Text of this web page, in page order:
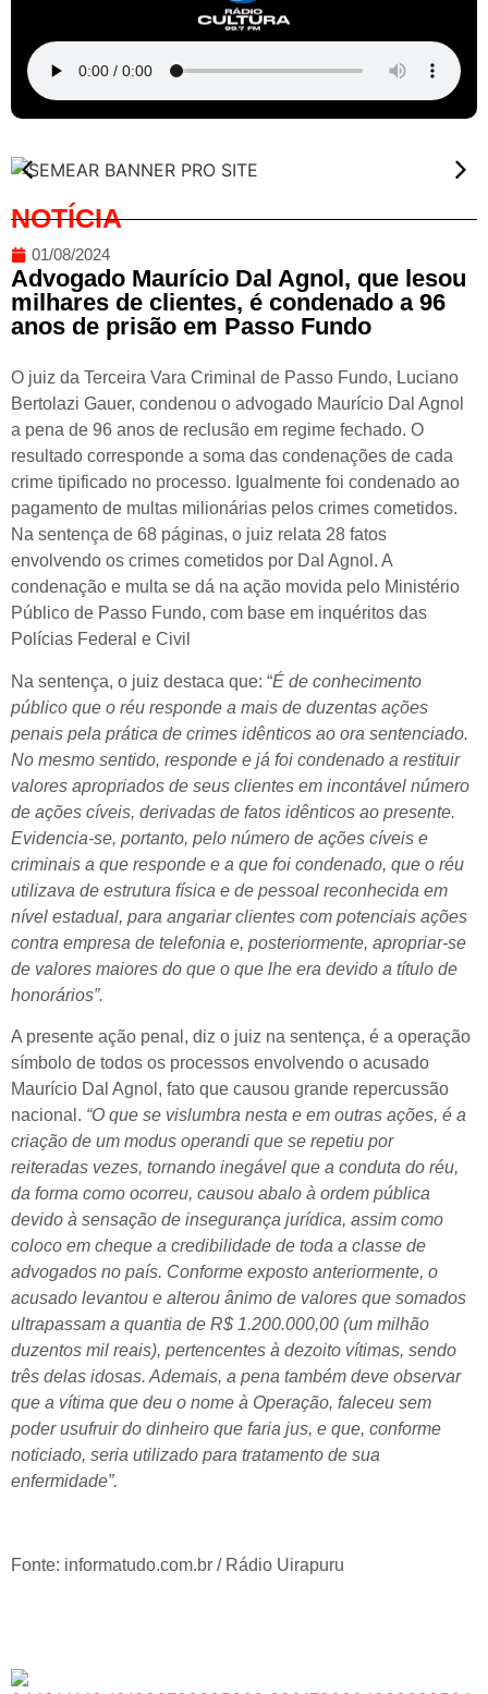
NOTÍCIA
01/08/2024
Advogado Maurício Dal Agnol, que lesou
milhares de clientes, é condenado a 96
anos de prisão em Passo Fundo
O juiz da Terceira Vara Criminal de Passo Fundo, Luciano
Bertolazi Gauer, condenou o advogado Maurício Dal Agnol
a pena de 96 anos de reclusão em regime fechado. O
resultado corresponde a soma das condenações de cada
crime tipificado no processo. Igualmente foi condenado ao
pagamento de multas milionárias pelos crimes cometidos.
Na sentença de 68 páginas, o juiz relata 28 fatos
envolvendo os crimes cometidos por Dal Agnol. A
condenação e multa se dá na ação movida pelo Ministério
Público de Passo Fundo, com base em inquéritos das
Polícias Federal e Civil
Na sentença, o juiz destaca que: “É de conhecimento
público que o réu responde a mais de duzentas ações
penais pela prática de crimes idênticos ao ora sentenciado.
No mesmo sentido, responde e já foi condenado a restituir
valores apropriados de seus clientes em incontável número
de ações cíveis, derivadas de fatos idênticos ao presente.
Evidencia-se, portanto, pelo número de ações cíveis e
criminais a que responde e a que foi condenado, que o réu
utilizava de estrutura física e de pessoal reconhecida em
nível estadual, para angariar clientes com potenciais ações
contra empresa de telefonia e, posteriormente, apropriar-se
de valores maiores do que o que lhe era devido a título de
honorários”.
A presente ação penal, diz o juiz na sentença, é a operação
símbolo de todos os processos envolvendo o acusado
Maurício Dal Agnol, fato que causou grande repercussão
nacional. “O que se vislumbra nesta e em outras ações, é a
criação de um modus operandi que se repetiu por
reiteradas vezes, tornando inegável que a conduta do réu,
da forma como ocorreu, causou abalo à ordem pública
devido à sensação de insegurança jurídica, assim como
coloco em cheque a credibilidade de toda a classe de
advogados no país. Conforme exposto anteriormente, o
acusado levantou e alterou ânimo de valores que somados
ultrapassam a quantia de R$ 1.200.000,00 (um milhão
duzentos mil reais), pertencentes à dezoito vítimas, sendo
três delas idosas. Ademais, a pena também deve observar
que a vítima que deu o nome à Operação, faleceu sem
poder usufruir do dinheiro que faria jus, e que, conforme
noticiado, seria utilizado para tratamento de sua
enfermidade”.
Fonte: informatudo.com.br / Rádio Uirapuru